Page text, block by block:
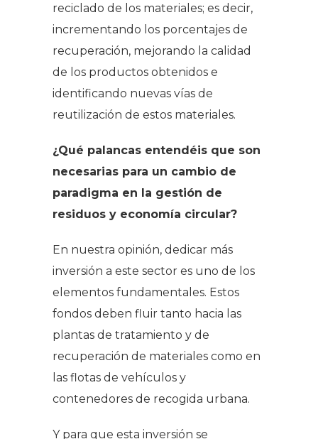
reciclado de los materiales; es decir,
incrementando los porcentajes de
recuperación, mejorando la calidad
de los productos obtenidos e
identificando nuevas vías de
reutilización de estos materiales.
¿Qué palancas entendéis que son
necesarias para un cambio de
paradigma en la gestión de
residuos y economía circular?
En nuestra opinión, dedicar más
inversión a este sector es uno de los
elementos fundamentales. Estos
fondos deben fluir tanto hacia las
plantas de tratamiento y de
recuperación de materiales como en
las flotas de vehículos y
contenedores de recogida urbana.
Y para que esta inversión se